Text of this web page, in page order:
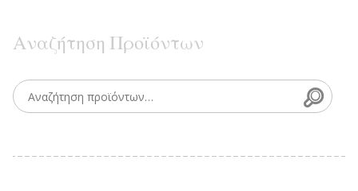
Αναζήτηση Προϊόντων
Search for: